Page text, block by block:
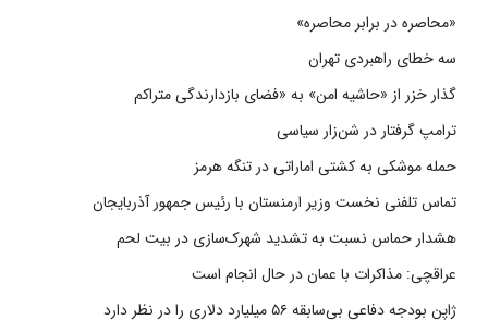
«محاصره در برابر محاصره»
سه خطای راهبردی تهران
گذار خزر از «حاشیه امن» به «فضای بازدارندگی متراکم
ترامپ گرفتار در شن‌زار سیاسی
حمله موشکی به کشتی اماراتی در تنگه هرمز
تماس تلفنی نخست وزیر ارمنستان با رئیس جمهور آذربایجان
هشدار حماس نسبت به تشدید شهرک‌سازی در بیت‌ لحم
عراقچی: مذاکرات با عمان در حال انجام است
ژاپن بودجه دفاعی بی‌سابقه ۵۶ میلیارد دلاری را در نظر دارد